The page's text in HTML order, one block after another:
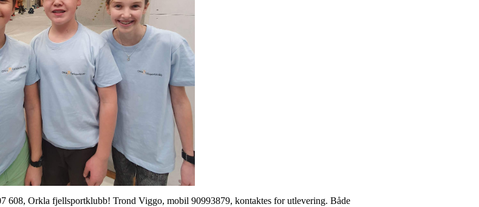
608, Orkla fjellsportklubb! Trond Viggo, mobil 90993879, kontaktes for utlevering. Både